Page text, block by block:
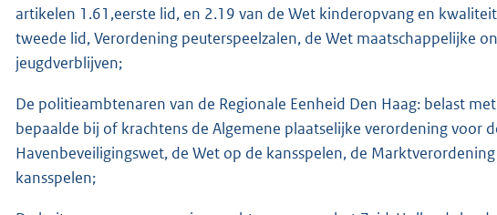
artikelen 1.61,eerste lid, en 2.19 van de Wet kinderopvang en
tweede lid, Verordening peuterspeelzalen, de Wet maatschappelijke
jeugdverblijven;
De politieambtenaren van de Regionale Eenheid Den Haag: belast
bepaalde bij of krachtens de Algemene plaatselijke verordening voor
Havenbeveiligingswet, de Wet op de kansspelen, de
kansspelen;